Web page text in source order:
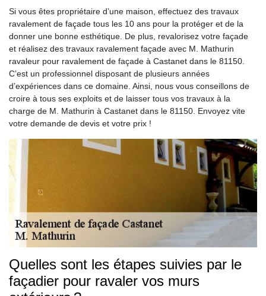
Si vous êtes propriétaire d’une maison, effectuez des travaux
ravalement de façade tous les 10 ans pour la protéger et de la
donner une bonne esthétique. De plus, revalorisez votre façade
et réalisez des travaux ravalement façade avec M. Mathurin
ravaleur pour ravalement de façade à Castanet dans le 81150.
C’est un professionnel disposant de plusieurs années
d’expériences dans ce domaine. Ainsi, nous vous conseillons de
croire à tous ses exploits et de laisser tous vos travaux à la
charge de M. Mathurin à Castanet dans le 81150. Envoyez vite
votre demande de devis et votre prix !
Quelles sont les étapes suivies par le
façadier pour ravaler vos murs